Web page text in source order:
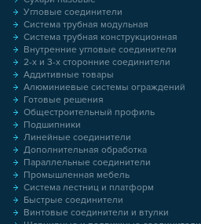
Угловые соединители
Система трубная модульная
Система трубная конструкционная
Внутренние угловые соединители
2-х и 3-х сторонние соединители
Аддитивные товары
Алюминиевые системы ограждений
Готовые решения
Общестроительный профиль
Подшипники
Линейные соединители
Дополнительная обработка
Параллельные соединители
Промышленная мебель
Система лестниц и платформ
Быстрые соединители
Винтовые соединители и втулки